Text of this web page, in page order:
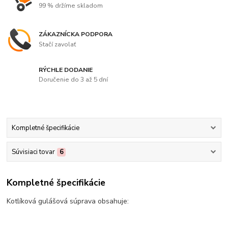
99 % držíme skladom
ZÁKAZNÍCKA PODPORA
Stačí zavolať
RÝCHLE DODANIE
Doručenie do 3 až 5 dní
Kompletné špecifikácie
Súvisiaci tovar 6
Kompletné špecifikácie
Kotlíková gulášová súprava obsahuje: